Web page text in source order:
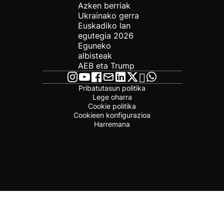
Azken berriak
Ukrainako gerra
Euskadiko lan
egutegia 2026
Eguneko
albisteak
AEB eta Trump
Pribatutasun politika
Lege oharra
Cookie politika
Cookieen konfigurazioa
Harremana